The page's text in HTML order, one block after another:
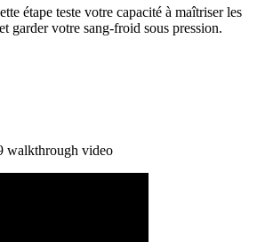
étape teste votre capacité à maîtriser les
garder votre sang-froid sous pression.
walkthrough video